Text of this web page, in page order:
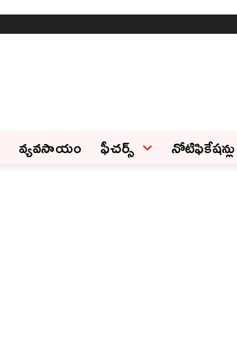
వ్యవసాయం ఫీచ‌ర్స్ ‌ నోటిఫికేషన్లు